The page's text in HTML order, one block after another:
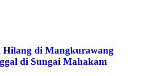
Hilang di Mangkurawang
di Sungai Mahakam